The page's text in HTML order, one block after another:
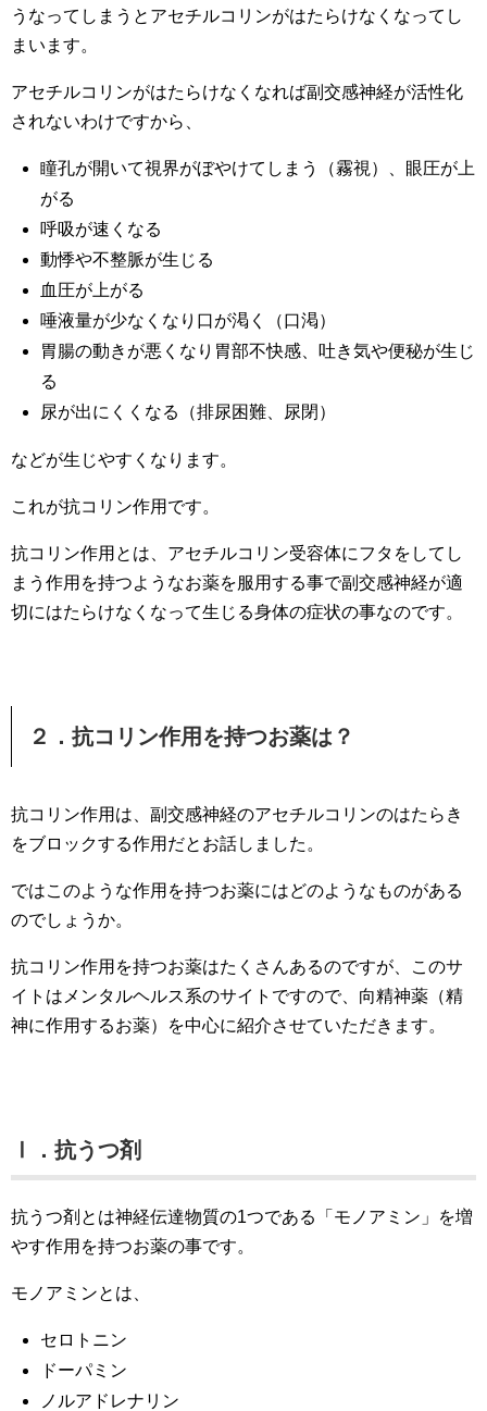
うなってしまうとアセチルコリンがはたらけなくなってし
まいます。
アセチルコリンがはたらけなくなれば副交感神経が活性化
されないわけですから、
瞳孔が開いて視界がぼやけてしまう（霧視）、眼圧が上
がる
呼吸が速くなる
動悸や不整脈が生じる
血圧が上がる
唾液量が少なくなり口が渇く（口渇）
胃腸の動きが悪くなり胃部不快感、吐き気や便秘が生じ
る
尿が出にくくなる（排尿困難、尿閉）
などが生じやすくなります。
これが抗コリン作用です。
抗コリン作用とは、アセチルコリン受容体にフタをしてし
まう作用を持つようなお薬を服用する事で副交感神経が適
切にはたらけなくなって生じる身体の症状の事なのです。
２．抗コリン作用を持つお薬は？
抗コリン作用は、副交感神経のアセチルコリンのはたらき
をブロックする作用だとお話しました。
ではこのような作用を持つお薬にはどのようなものがある
のでしょうか。
抗コリン作用を持つお薬はたくさんあるのですが、このサ
イトはメンタルヘルス系のサイトですので、向精神薬（精
神に作用するお薬）を中心に紹介させていただきます。
Ⅰ．抗うつ剤
抗うつ剤とは神経伝達物質の1つである「モノアミン」を増
やす作用を持つお薬の事です。
モノアミンとは、
セロトニン
ドーパミン
ノルアドレナリン